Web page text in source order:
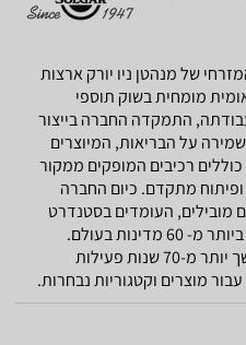
בשנת 1947 בחלק המזרחי של מנהטן ניו יורק ארצות
מומחית בשוק תוספי
התמקדה החברה בייצור
על הבריאות, המיוצרים
רכיבים המופקים ממקור
מתקדם. כיום החברה
מובילים, העומדים בסטנדרט
הזהב של איכות ומצוינות, הנמכרים ביותר מ- 60 מדינות בעולם.
תוספי הבריאות של סולגאר זכו במשך יותר מ-70 שנות פעילות